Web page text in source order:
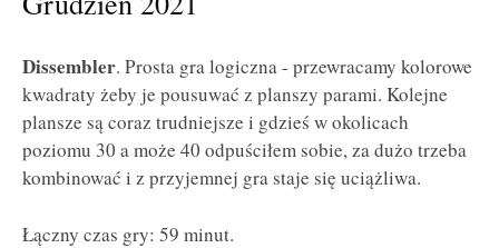
Dissembler. Prosta gra logiczna - przewracamy kolorowe
kwadraty żeby je pousuwać z planszy parami. Kolejne
plansze są coraz trudniejsze i gdzieś w okolicach
poziomu 30 a może 40 odpuściłem sobie, za dużo trzeba
kombinować i z przyjemnej gra staje się uciążliwa.
Łączny czas gry: 59 minut.